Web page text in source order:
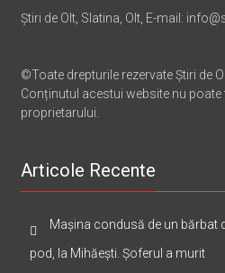
Știri de Olt, Slatina, Olt, E-mail:
©Toate drepturile rezervate Știri de
Conținutul acestui website nu poate
proprietarului.
Articole Recente
Mașina condusă de un bărbat
pod, la Mihăești. Șoferul a murit